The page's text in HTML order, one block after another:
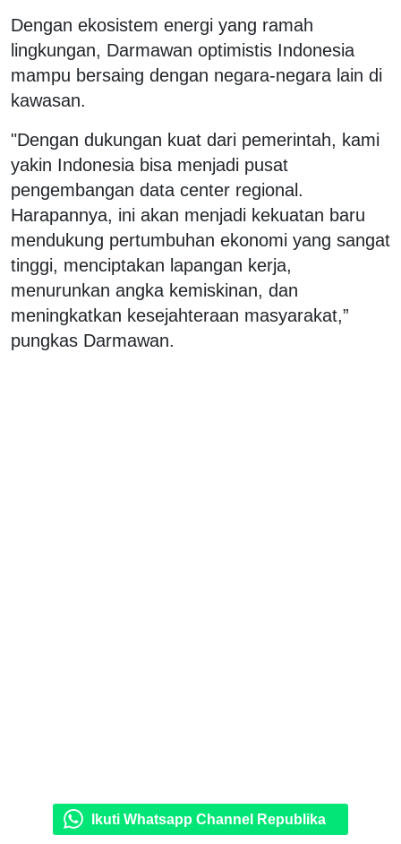
Dengan ekosistem energi yang ramah
lingkungan, Darmawan optimistis Indonesia
mampu bersaing dengan negara-negara lain di
kawasan.
"Dengan dukungan kuat dari pemerintah, kami
yakin Indonesia bisa menjadi pusat
pengembangan data center regional.
Harapannya, ini akan menjadi kekuatan baru
mendukung pertumbuhan ekonomi yang sangat
tinggi, menciptakan lapangan kerja,
menurunkan angka kemiskinan, dan
meningkatkan kesejahteraan masyarakat,”
pungkas Darmawan.
Ikuti Whatsapp Channel Republika